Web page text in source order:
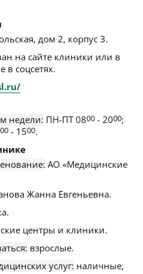
дом 2, корпус 3.
на сайте клиники или в
в соцсетях.
недели: ПН-ПТ 0800 - 2000;
00 - 1500.
АО «Медицинские
Жанна Евгеньевна.
центры и клиники.
взрослые.
услуг: наличные,